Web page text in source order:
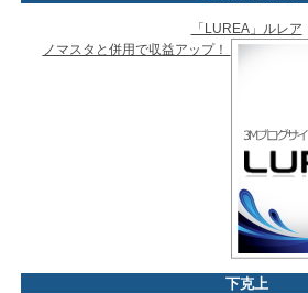
「LUREA」ルレア
ノマスタと併用で収益アップ！
下克上